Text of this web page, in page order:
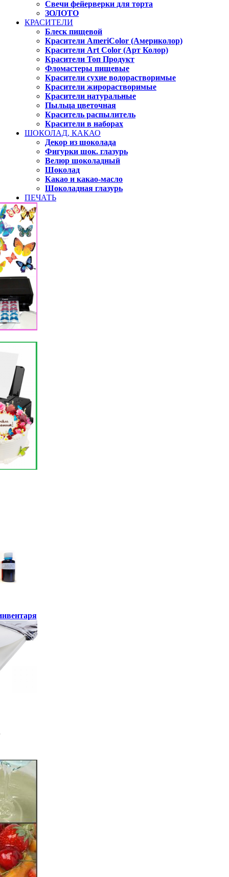
Свечи фейерверки для торта
ЗОЛОТО
КРАСИТЕЛИ
Блеск пищевой
Красители AmeriColor (Америколор)
Красители Art Color (Арт Колор)
Красители Топ Продукт
Фломастеры пищевые
Красители сухие водорастворимые
Красители жирорастворимые
Красители натуральные
Пыльца цветочная
Краситель распылитель
Красители в наборах
ШОКОЛАД, КАКАО
Декор из шоколада
Фигурки шок. глазурь
Велюр шоколадный
Шоколад
Какао и какао-масло
Шоколадная глазурь
ПЕЧАТЬ